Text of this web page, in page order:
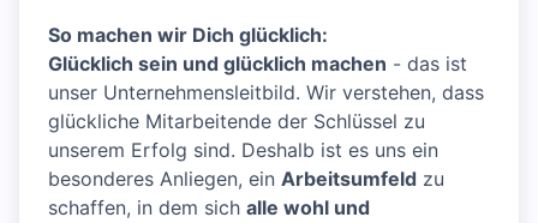
So machen wir Dich glücklich:
Glücklich sein und glücklich machen - das ist
unser Unternehmensleitbild. Wir verstehen, dass
glückliche Mitarbeitende der Schlüssel zu
unserem Erfolg sind. Deshalb ist es uns ein
besonderes Anliegen, ein Arbeitsumfeld zu
schaffen, in dem sich alle wohl und